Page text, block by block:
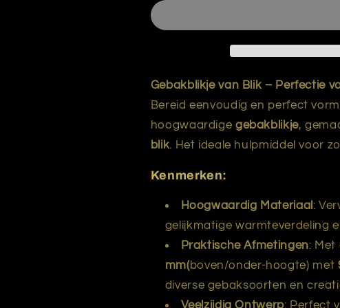
kartels
kartels
Gebakblikje van Blik – Perfectie
Bereid eenvoudig en perfect
hoogwaardige gebakblikje,
blik. Het ideale hulpmiddel voor
Kenmerken:
Hoogwaardig Materiaal :
gelijkmatige warmteverdeling
Praktische Afmetingen:
mm(boven/onder-hoogte) met
diverse gebaksoorten en
Veelzijdig Ontwerp: Perfect